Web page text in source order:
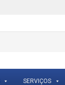
SERVIÇOS